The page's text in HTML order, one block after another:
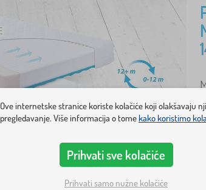
Ove internetske stranice koriste kolačiće koji olakšavaju
pregledavanje. Više informacija o tomekako koristimo
Prihvati sve kolačiće
Prihvati samo nužne kolačiće